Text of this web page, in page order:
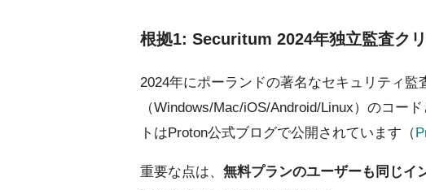
根拠1: Securitum 2024年独立監査ク
2024年にポーランドの著名なセキュリティ監
（Windows/Mac/iOS/Android/Linux）のコー
トはProton公式ブログで公開されています（
重要な点は、 無料プランのユーザーも同じイ